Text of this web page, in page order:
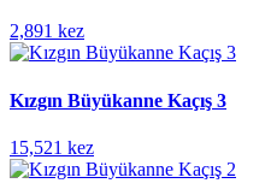
2,891 kez
Kızgın Büyükanne Kaçış 3
15,521 kez